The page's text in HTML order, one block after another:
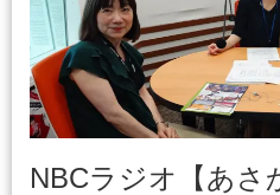
NBCラジオ【あさ